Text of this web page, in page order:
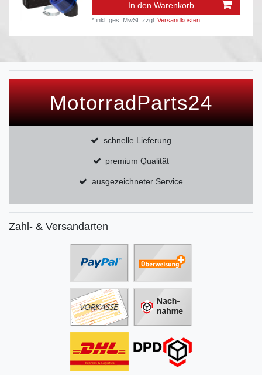
In den Warenkorb
*inkl. ges. MwSt. zzgl.Versandkosten
MotorradParts24
schnelle Lieferung
premium Qualität
ausgezeichneter Service
Zahl- & Versandarten